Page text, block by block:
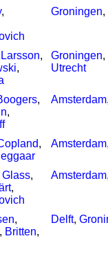
,
Groningen,
Larsson,
,
Groningen,
Utrecht
,
,
Amsterdam
,
Amsterdam
Glass,
,
Amsterdam
,
, Britten,
Delft,